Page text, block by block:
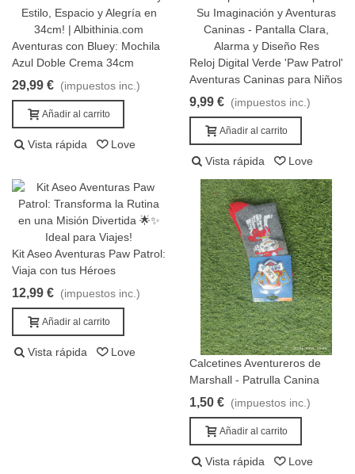
Aventuras con Bluey: Mochila
Azul Doble Crema 34cm
29,99 € (impuestos inc.)
Añadir al carrito
Vista rápida Love
Añadir al carrito
Reloj Digital Verde 'Paw Patrol'
Aventuras Caninas para Niños
9,99 € (impuestos inc.)
Añadir al carrito
Vista rápida Love
Kit Aseo Aventuras Paw Patrol:
Viaja con tus Héroes
12,99 € (impuestos inc.)
Añadir al carrito
Vista rápida Love
Añadir al carrito
Calcetines Aventureros de
Marshall - Patrulla Canina
1,50 € (impuestos inc.)
Añadir al carrito
Vista rápida Love